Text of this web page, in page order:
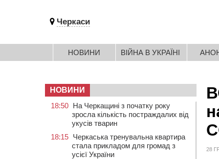
Черкаси
НОВИНИ ВІЙНА В УКРАЇНІ
28
НОВИНИ
18:50 На Черкащині з початку року
зросла кількість постраждалих від
укусів тварин
18:15 Черкаська тренувальна квартира
стала прикладом для громад з
усієї України